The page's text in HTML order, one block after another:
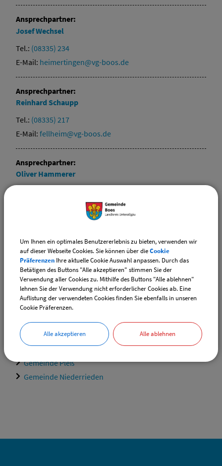
Ansprechpartner:
JosefWechsel
Tel.: (08335) 234
E-Mail: heimertingen@vg-boos.de
Ansprechpartner:
Reinhard Schaupp
Tel.: (08335) 217
E-Mail: fellheim@vg-boos.de
Ansprechpartner:
OliverHammerer
pless@vg-boos.de
FlorianGeiger
Tel.:(08335) 987890
E-Mail:niederrieden@vg-boos.de
Sachgebiete
Gemeinde Fellheim
Gemeinde Boos
Gemeinde Heimertingen
Gemeinde Pleß
Gemeinde Niederrieden
Um Ihnen ein optimales Benutzererlebnis zu bieten, verwenden wir
auf dieser Webseite Cookies. Sie können über dieCookie
Präferenzen Ihre aktuelle Cookie Auswahl anpassen. Durch das
Betätigen des Buttons "Alle akzeptieren" stimmen Sie der
Verwendung aller Cookies zu. Mithilfe des Buttons "Alle ablehnen"
lehnen Sie der Verwendung nicht erforderlicher Cookies ab. Eine
Auflistung der verwendeten Cookies finden Sie ebenfalls in unseren
Cookie Präferenzen.
Alle akzeptieren Alle ablehnen